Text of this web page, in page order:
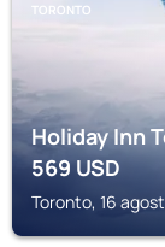
TORONTO
Holiday Inn
569USD
Toronto, 16